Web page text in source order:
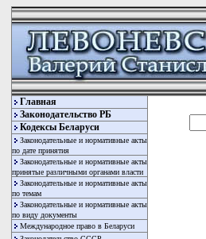
Главная
Законодательство РБ
Кодексы Беларуси
Законодательные и нормативные акты
по дате принятия
Законодательные и нормативные акты
принятые различными органами власти
Законодательные и нормативные акты
по темам
Законодательные и нормативные акты
по виду документы
Международное право в Беларуси